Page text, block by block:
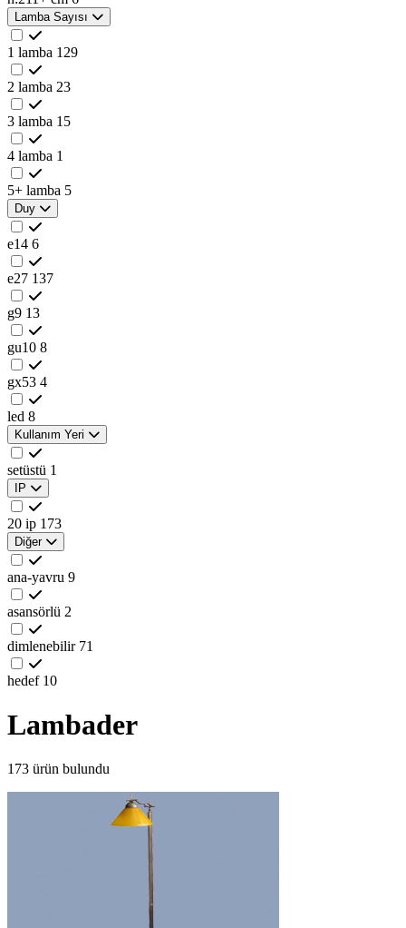
Lamba Sayısı
1 lamba 129
2 lamba 23
3 lamba 15
4 lamba 1
5+ lamba 5
Duy
e14 6
e27 137
g9 13
gu10 8
gx53 4
led 8
Kullanım Yeri
setüstü 1
IP
20 ip 173
Diğer
ana-yavru 9
asansörlü 2
dimlenebilir 71
hedef 10
Lambader
173 ürün bulundu